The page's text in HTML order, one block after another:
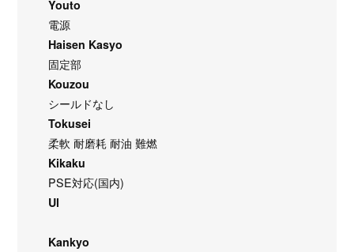
Youto
電源
Haisen Kasyo
固定部
Kouzou
シールドなし
Tokusei
柔軟 耐磨耗 耐油 難燃
Kikaku
PSE対応(国内)
Ul
Kankyo